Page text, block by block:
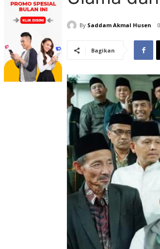
By Saddam Akmal Husen
Bagikan